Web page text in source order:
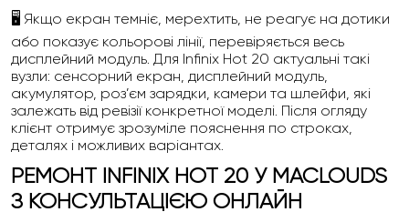
🖥️ Якщо екран темніє, мерехтить, не реагує на дотики
або показує кольорові лінії, перевіряється весь
дисплейний модуль. Для Infinix Hot 20 актуальні такі
вузли: сенсорний екран, дисплейний модуль,
акумулятор, роз’єм зарядки, камери та шлейфи, які
залежать від ревізії конкретної моделі. Після огляду
клієнт отримує зрозуміле пояснення по строках,
деталях і можливих варіантах.
РЕМОНТ INFINIX HOT 20 У MACLOUDS
З КОНСУЛЬТАЦІЄЮ ОНЛАЙН